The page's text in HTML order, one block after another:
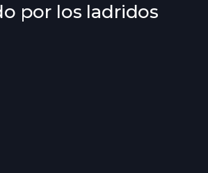
por los ladridos